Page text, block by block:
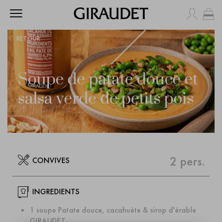
RETOUR
Soupe de patate douce et
salsa verde de petits pois
CONVIVES 2 pers.
INGREDIENTS
1 soupe Patate douce, cacahuète & sirop d'érable